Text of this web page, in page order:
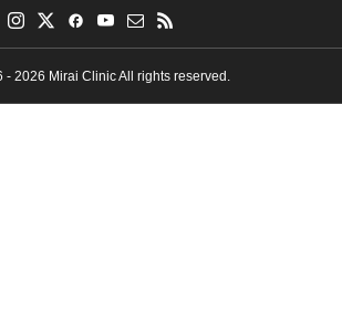
- 2026 Mirai Clinic All rights reserved.